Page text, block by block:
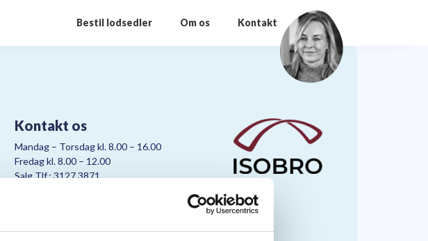
Bestil lodsedler Om os Kontakt
Kontakt os
Mandag – Torsdag kl. 8.00 – 16.00
Fredag kl. 8.00 – 12.00
Salg Tlf.: 3127 3871